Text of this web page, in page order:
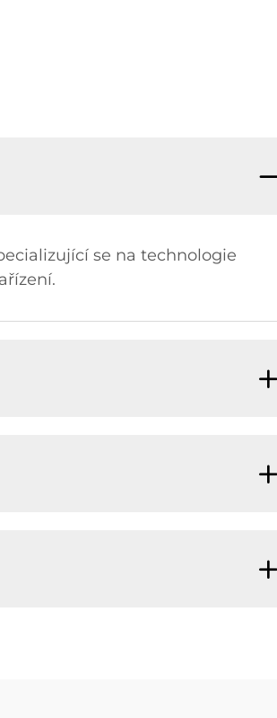
se na technologie